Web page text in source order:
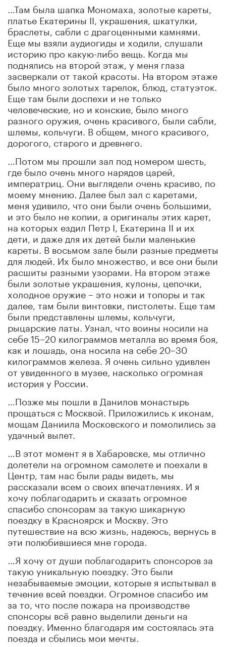
…Там была шапка Мономаха, золотые кареты,
платье Екатерины II, украшения, шкатулки,
браслеты, сабли с драгоценными камнями.
Еще мы взяли аудиогиды и ходили, слушали
историю про какую-либо вещь. Когда мы
поднялись на второй этаж, у меня глаза
засверкали от такой красоты. На втором этаже
было много золотых тарелок, блюд, статуэток.
Еще там были доспехи и не только
человеческие, но и конские, было много
разного оружия, очень красивого, были сабли,
шлемы, кольчуги. В общем, много красивого,
дорогого, старого и древнего.
…Потом мы прошли зал под номером шесть,
где было очень много нарядов царей,
императриц. Они выглядели очень красиво, по
моему мнению. Далее был зал с каретами,
меня удивило, что они были очень большими,
и это было не копии, а оригиналы этих карет,
на которых ездил Петр I, Екатерина II и их
дети, и даже для их детей были маленькие
кареты. В восьмом зале были разные предметы
для людей. Их было множество, и все они были
расшиты разными узорами. На втором этаже
были золотые украшения, кулоны, цепочки,
холодное оружие – это ножи и топоры и так
далее, там были винтовки, пистолеты. Еще там
были представлены шлемы, кольчуги,
рыцарские латы. Узнал, что воины носили на
себе 15–20 килограммов металла во время боя,
как и лошадь, она носила на себе 20–30
килограммов железа. Я очень сильно удивлен
от увиденного в музее, насколько огромная
история у России.
…Позже мы пошли в Данилов монастырь
прощаться с Москвой. Приложились к иконам,
мощам Даниила Московского и помолились за
удачный вылет.
…В этот момент я в Хабаровске, мы отлично
долетели на огромном самолете и поехали в
Центр, там нас были рады видеть, мы
рассказали всем о своих впечатлениях. И я
хочу поблагодарить и сказать огромное
спасибо спонсорам за такую шикарную
поездку в Красноярск и Москву. Это
путешествие на всю жизнь, надеюсь, вернусь в
эти полюбившиеся мне города.
…Я хочу от души поблагодарить спонсоров за
такую уникальную поездку. Это были
незабываемые эмоции, которые я испытывал в
течение всей поездки. Огромное спасибо им
за то, что после пожара на производстве
спонсоры всё равно выделили деньги на
поездку. Именно благодаря им состоялась эта
поезда и сбылись мои мечты.